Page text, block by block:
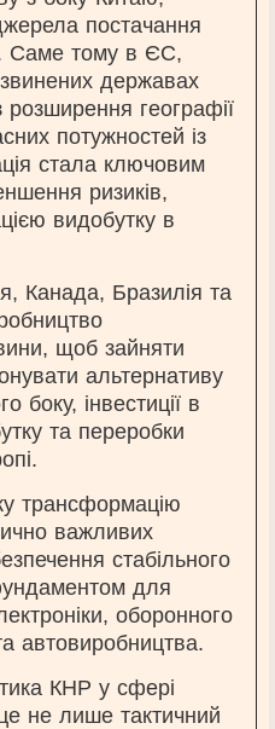
постачання
Саме тому в ЄС,
державах
географії
потужностей із
стала ключовим
ризиків,
видобутку в
Канада, Бразилія та
щоб зайняти
альтернативу
боку, інвестиції в
та переробки
трансформацію
важливих
стабільного
для
оборонного
автовиробництва.
КНР у сфері
не лише тактичний